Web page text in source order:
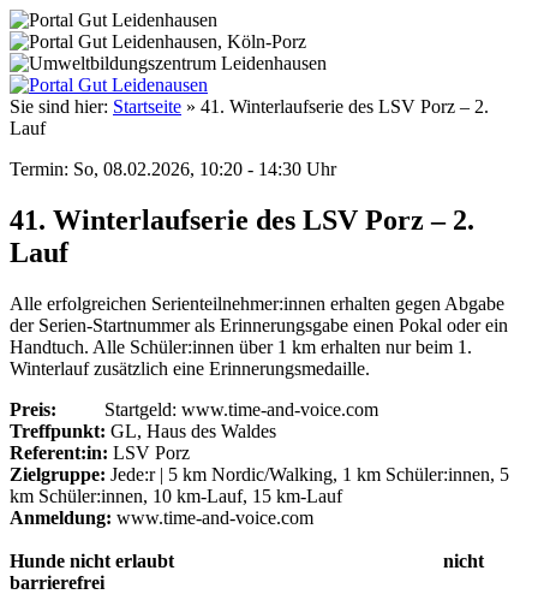
Sie sind hier: Startseite » 41. Winterlaufserie des LSV Porz – 2.
Lauf
Termin: So, 08.02.2026, 10:20 - 14:30 Uhr
41. Winterlaufserie des LSV Porz – 2.
Lauf
Alle erfolgreichen Serienteilnehmer:innen erhalten gegen Abgabe
der Serien-Startnummer als Erinnerungsgabe einen Pokal oder ein
Handtuch. Alle Schüler:innen über 1 km erhalten nur beim 1.
Winterlauf zusätzlich eine Erinnerungsmedaille.
Preis:
Startgeld: www.time-and-voice.com
Treffpunkt: GL, Haus des Waldes
Referent:in: LSV Porz
Zielgruppe: Jede:r | 5 km Nordic/Walking, 1 km Schüler:innen, 5
km Schüler:innen, 10 km-Lauf, 15 km-Lauf
Anmeldung: www.time-and-voice.com
Hunde nicht erlaubt nicht
barrierefrei